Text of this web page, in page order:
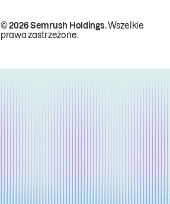
© 2026 Semrush Holdings.Wszelkie
prawa zastrzeżone.